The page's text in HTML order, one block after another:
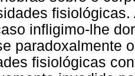
infligimo-lhe
paradoxalmente
fisiológicas